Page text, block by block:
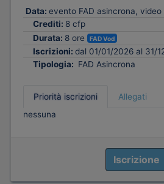
Data: evento FAD asincrona,
Crediti: 8 cfp
Durata: 8 ore FAD Vod
Iscrizioni: dal 01/01/2026 al 31/
Tipologia: FAD Asincrona
Priorità iscrizioni Allegati
nessuna
Iscrizione